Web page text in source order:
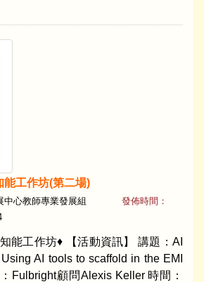
能工作坊(第二場)
中心教師專業發展組
發佈時間：
能工作坊♦ 【活動資訊】 講題：AI
AI tools to scaffold in the EMI
Fulbright顧問Alexis Keller 時間：